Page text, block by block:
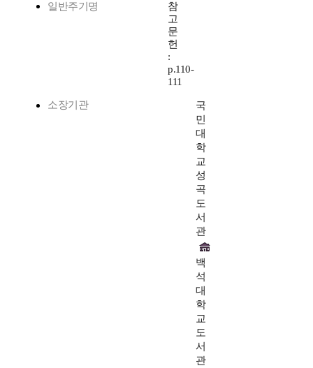
일반주기명
참
고
문
헌
:
p.110-
111
소장기관
국
민
대
학
교
성
곡
도
서
관
백
석
대
학
교
도
서
관